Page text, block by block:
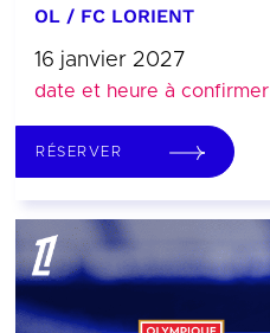
OL / FC LORIENT
16 janvier 2027
date et heure à confirmer
RÉSERVER